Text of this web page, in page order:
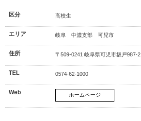
区分 高校生
エリア 岐阜 中濃支部 可児市
住所 〒509-0241 岐阜県可児市坂戸987-2
TEL 0574-62-1000
Web ホームページ